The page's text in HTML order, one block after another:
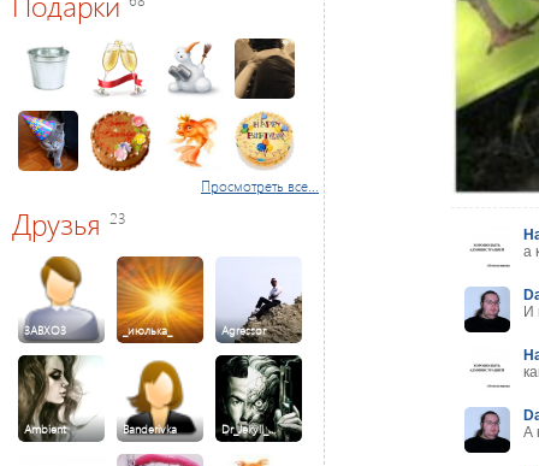
Просмотреть все...
Друзья 23
3ABXO3 _июлька_ Agressor
Ambient Banderivka Dr_Jekyll_…
а
И
А